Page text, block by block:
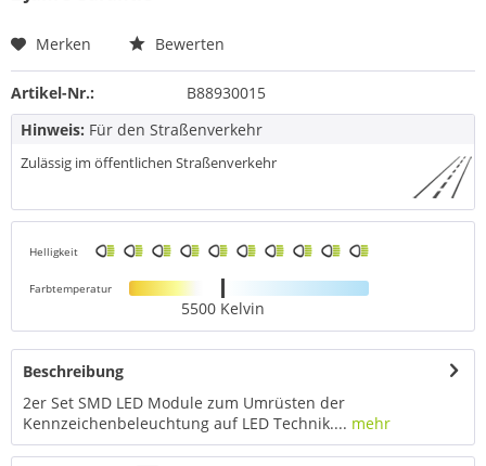
Merken Bewerten
Artikel-Nr.:
B88930015
Hinweis: Für den Straßenverkehr
Zulässig im öffentlichen Straßenverkehr
Helligkeit
Farbtemperatur
5500 Kelvin
Beschreibung
2er Set SMD LED Module zum Umrüsten der
Kennzeichenbeleuchtung auf LED Technik.... mehr